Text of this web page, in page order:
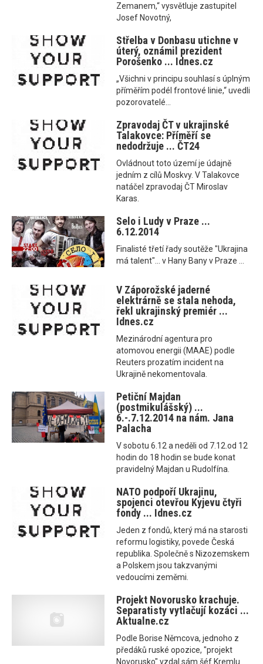
Zemanem,“ vysvětluje zastupitel
Josef Novotný,
Střelba v Donbasu utichne v
úterý, oznámil prezident
Porošenko ... Idnes.cz
„Všichni v principu souhlasí s úplným
příměřím podél frontové linie,“ uvedli
pozorovatelé...
Zpravodaj ČT v ukrajinské
Talakovce: Příměří se
nedodržuje ... ČT24
Ovládnout toto území je údajně
jedním z cílů Moskvy. V Talakovce
natáčel zpravodaj ČT Miroslav
Karas.
Selo i Ludy v Praze ...
6.12.2014
Finalisté třetí řady soutěže "Ukrajina
má talent"... v Hany Bany v Praze ...
V Záporožské jaderné
elektrárně se stala nehoda,
řekl ukrajinský premiér ...
Idnes.cz
Mezinárodní agentura pro
atomovou energii (MAAE) podle
Reuters prozatím incident na
Ukrajině nekomentovala.
Petiční Majdan
(postmikulášský) ...
6.-.7.12.2014 na nám. Jana
Palacha
V sobotu 6.12 a neděli od 7.12.od 12
hodin do 18 hodin se bude konat
pravidelný Majdan u Rudolfína.
NATO podpoří Ukrajinu,
spojenci otevřou Kyjevu čtyři
fondy ... Idnes.cz
Jeden z fondů, který má na starosti
reformu logistiky, povede Česká
republika. Společně s Nizozemskem
a Polskem jsou takzvanými
vedoucími zeměmi.
Projekt Novorusko krachuje.
Separatisty vytlačují kozáci ...
Aktualne.cz
Podle Borise Němcova, jednoho z
předáků ruské opozice, "projekt
Novorusko" vzdal sám šéf Kremlu